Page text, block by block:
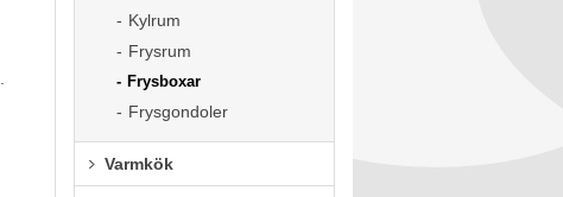
Kylrum
Frysrum
Frysboxar
Frysgondoler
Varmkök